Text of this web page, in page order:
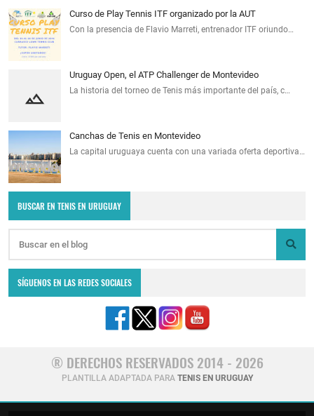
Curso de Play Tennis ITF organizado por la AUT
Con la presencia de Flavio Marreti, entrenador ITF oriundo…
Uruguay Open, el ATP Challenger de Montevideo
La historia del torneo de Tenis más importante del país, c…
Canchas de Tenis en Montevideo
La capital uruguaya cuenta con una variada oferta deportiva…
BUSCAR EN TENIS EN URUGUAY
SÍGUENOS EN LAS REDES SOCIALES
® DERECHOS RESERVADOS 2014 - 2026
PLANTILLA ADAPTADA PARA TENIS EN URUGUAY